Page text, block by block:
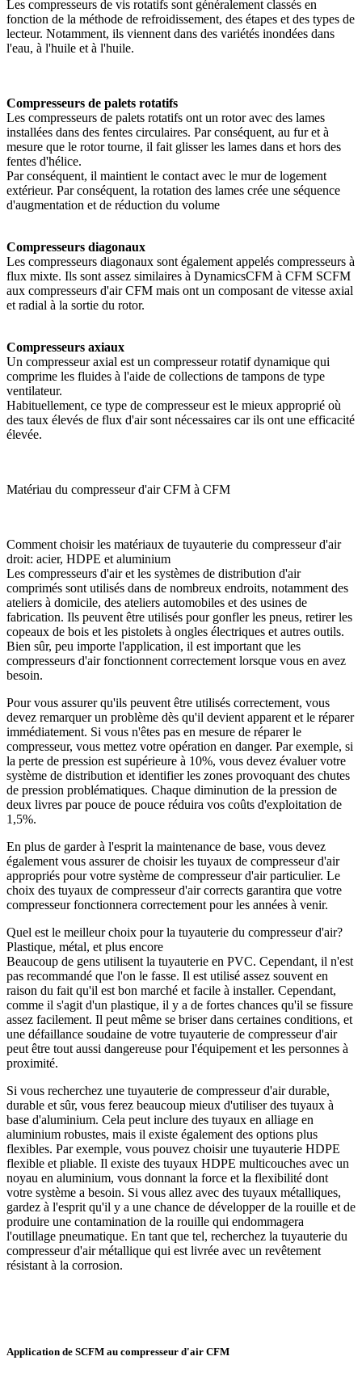
Les compresseurs de vis rotatifs sont généralement classés en
fonction de la méthode de refroidissement, des étapes et des types de
lecteur. Notamment, ils viennent dans des variétés inondées dans
l'eau, à l'huile et à l'huile.
Compresseurs de palets rotatifs
Les compresseurs de palets rotatifs ont un rotor avec des lames
installées dans des fentes circulaires. Par conséquent, au fur et à
mesure que le rotor tourne, il fait glisser les lames dans et hors des
fentes d'hélice.
Par conséquent, il maintient le contact avec le mur de logement
extérieur. Par conséquent, la rotation des lames crée une séquence
d'augmentation et de réduction du volume
Compresseurs diagonaux
Les compresseurs diagonaux sont également appelés compresseurs à
flux mixte. Ils sont assez similaires à DynamicsCFM à CFM SCFM
aux compresseurs d'air CFM mais ont un composant de vitesse axial
et radial à la sortie du rotor.
Compresseurs axiaux
Un compresseur axial est un compresseur rotatif dynamique qui
comprime les fluides à l'aide de collections de tampons de type
ventilateur.
Habituellement, ce type de compresseur est le mieux approprié où
des taux élevés de flux d'air sont nécessaires car ils ont une efficacité
élevée.
Matériau du compresseur d'air CFM à CFM
Comment choisir les matériaux de tuyauterie du compresseur d'air
droit: acier, HDPE et aluminium
Les compresseurs d'air et les systèmes de distribution d'air
comprimés sont utilisés dans de nombreux endroits, notamment des
ateliers à domicile, des ateliers automobiles et des usines de
fabrication. Ils peuvent être utilisés pour gonfler les pneus, retirer les
copeaux de bois et les pistolets à ongles électriques et autres outils.
Bien sûr, peu importe l'application, il est important que les
compresseurs d'air fonctionnent correctement lorsque vous en avez
besoin.
Pour vous assurer qu'ils peuvent être utilisés correctement, vous
devez remarquer un problème dès qu'il devient apparent et le réparer
immédiatement. Si vous n'êtes pas en mesure de réparer le
compresseur, vous mettez votre opération en danger. Par exemple, si
la perte de pression est supérieure à 10%, vous devez évaluer votre
système de distribution et identifier les zones provoquant des chutes
de pression problématiques. Chaque diminution de la pression de
deux livres par pouce de pouce réduira vos coûts d'exploitation de
1,5%.
En plus de garder à l'esprit la maintenance de base, vous devez
également vous assurer de choisir les tuyaux de compresseur d'air
appropriés pour votre système de compresseur d'air particulier. Le
choix des tuyaux de compresseur d'air corrects garantira que votre
compresseur fonctionnera correctement pour les années à venir.
Quel est le meilleur choix pour la tuyauterie du compresseur d'air?
Plastique, métal, et plus encore
Beaucoup de gens utilisent la tuyauterie en PVC. Cependant, il n'est
pas recommandé que l'on le fasse. Il est utilisé assez souvent en
raison du fait qu'il est bon marché et facile à installer. Cependant,
comme il s'agit d'un plastique, il y a de fortes chances qu'il se fissure
assez facilement. Il peut même se briser dans certaines conditions, et
une défaillance soudaine de votre tuyauterie de compresseur d'air
peut être tout aussi dangereuse pour l'équipement et les personnes à
proximité.
Si vous recherchez une tuyauterie de compresseur d'air durable,
durable et sûr, vous ferez beaucoup mieux d'utiliser des tuyaux à
base d'aluminium. Cela peut inclure des tuyaux en alliage en
aluminium robustes, mais il existe également des options plus
flexibles. Par exemple, vous pouvez choisir une tuyauterie HDPE
flexible et pliable. Il existe des tuyaux HDPE multicouches avec un
noyau en aluminium, vous donnant la force et la flexibilité dont
votre système a besoin. Si vous allez avec des tuyaux métalliques,
gardez à l'esprit qu'il y a une chance de développer de la rouille et de
produire une contamination de la rouille qui endommagera
l'outillage pneumatique. En tant que tel, recherchez la tuyauterie du
compresseur d'air métallique qui est livrée avec un revêtement
résistant à la corrosion.
Application de SCFM au compresseur d'air CFM